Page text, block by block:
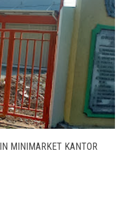
MINIMARKET KANTOR